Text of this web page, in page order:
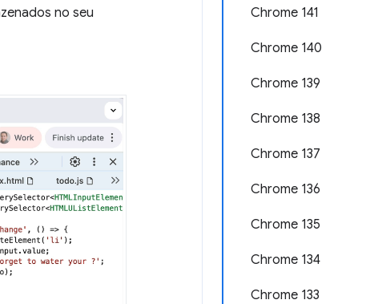
Chrome 141
Chrome 140
Chrome 139
Chrome 138
Chrome 137
Chrome 136
Chrome 135
Chrome 134
Chrome 133
no seu